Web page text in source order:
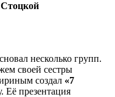
несколько групп.
своей сестры
создал «7
презентация